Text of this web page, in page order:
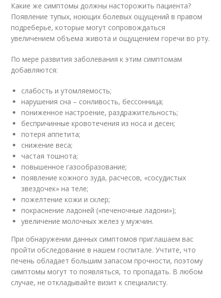
Какие же симптомы должны насторожить пациента?
Появление тупых, ноющих болевых ощущений в правом
подреберье, которые могут сопровождаться
увеличением объема живота и ощущением горечи во рту.
По мере развития заболевания к этим симптомам
добавляются:
слабость и утомляемость;
нарушения сна – сонливость, бессонница;
пониженное настроение, раздражительность;
беспричинные кровотечения из носа и десен;
потеря аппетита;
снижение веса;
частая тошнота;
повышенное газообразование;
появление кожного зуда, расчесов, «сосудистых
звездочек» на теле;
пожелтение кожи и склер;
покраснение ладоней («печеночные ладони»);
увеличение молочных желез у мужчин.
При обнаружении данных симптомов приглашаем вас
пройти обследование в нашем госпитале. Учтите, что
печень обладает большим запасом прочности, поэтому
симптомы могут то появляться, то пропадать. В любом
случае, не откладывайте визит к специалисту.